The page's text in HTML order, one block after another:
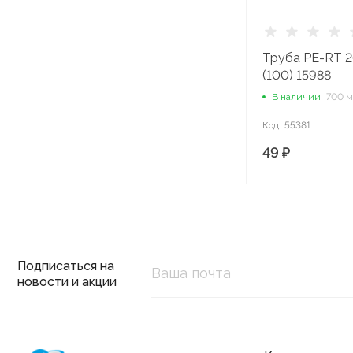
Системы фильтрации
Труба PE-RT
(100) 15988
В наличии 700 м
Код 55381
49 ₽
Подписаться на
новости и акции